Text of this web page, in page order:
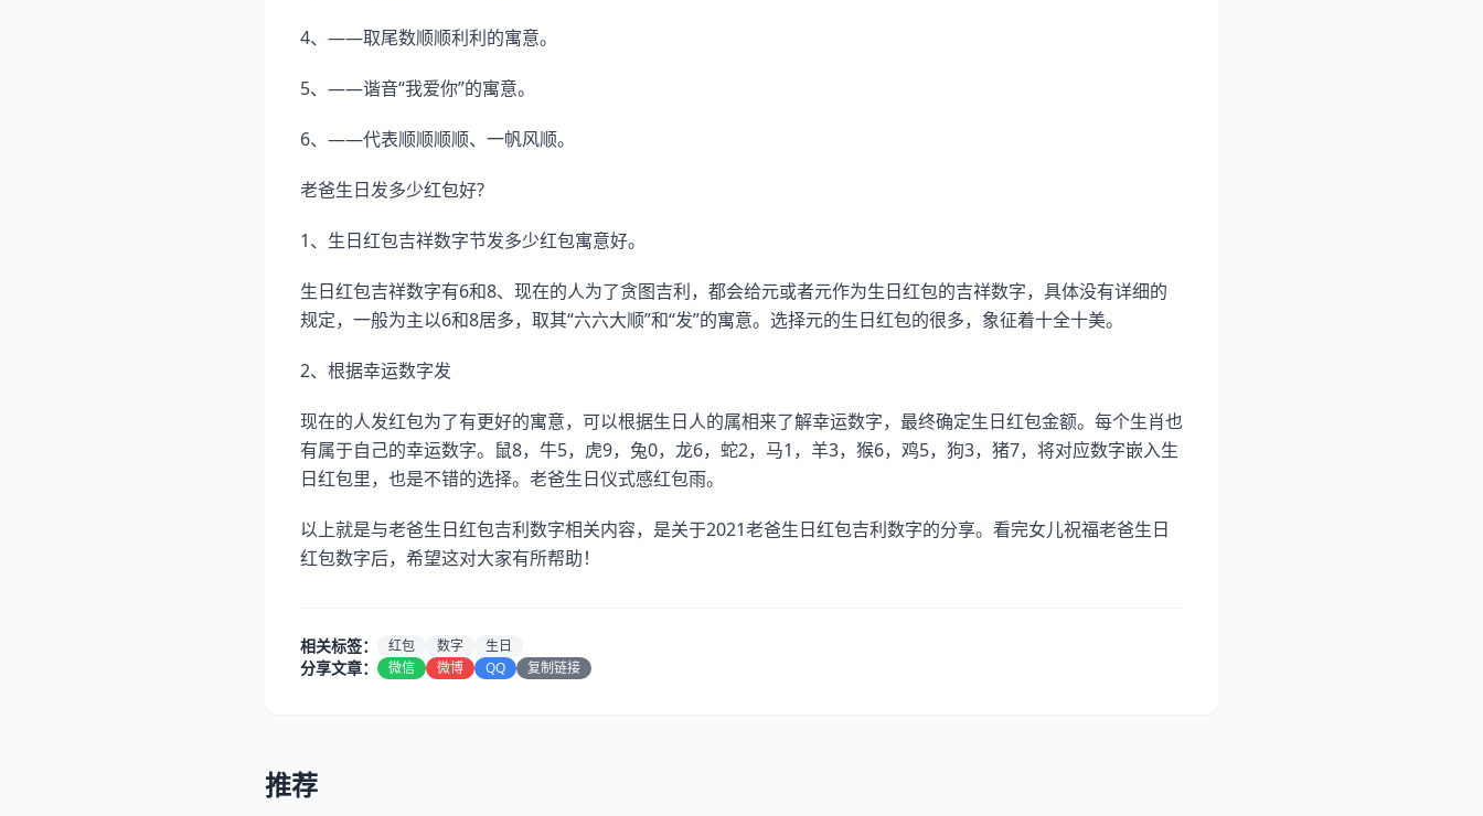
4、——取尾数顺顺利利的寓意。
5、——谐音“我爱你”的寓意。
6、——代表顺顺顺顺、一帆风顺。
老爸生日发多少红包好?
1、生日红包吉祥数字节发多少红包寓意好。
生日红包吉祥数字有6和8、现在的人为了贪图吉利，都会给元或者元作为生日红包的吉祥数字，具体没有详细的
规定，一般为主以6和8居多，取其“六六大顺”和“发”的寓意。选择元的生日红包的很多，象征着十全十美。
2、根据幸运数字发
现在的人发红包为了有更好的寓意，可以根据生日人的属相来了解幸运数字，最终确定生日红包金额。每个生肖也
有属于自己的幸运数字。鼠8，牛5，虎9，兔0，龙6，蛇2，马1，羊3，猴6，鸡5，狗3，猪7，将对应数字嵌入生
日红包里，也是不错的选择。老爸生日仪式感红包雨。
以上就是与老爸生日红包吉利数字相关内容，是关于2021老爸生日红包吉利数字的分享。看完女儿祝福老爸生日
红包数字后，希望这对大家有所帮助！
相关标签： 红包 数字 生日
分享文章： 微信 微博 QQ 复制链接
推荐